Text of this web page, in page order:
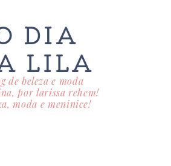
DIA
LILA
de beleza e moda
por larissa rehem!
moda e meninice!